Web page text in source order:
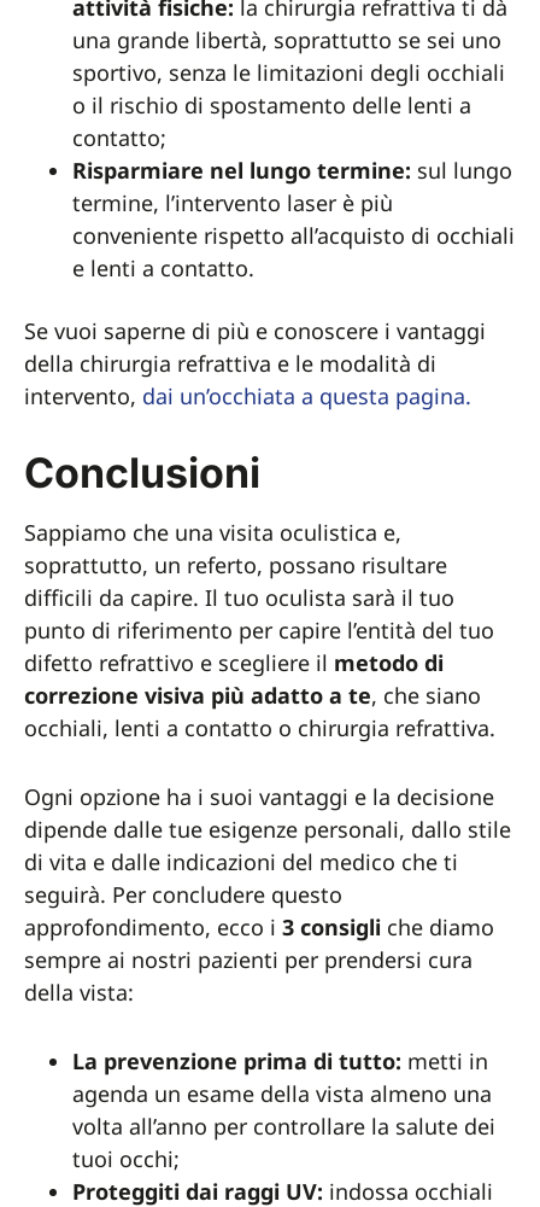
attività fisiche: la chirurgia refrattiva ti dà
una grande libertà, soprattutto se sei uno
sportivo, senza le limitazioni degli occhiali
o il rischio di spostamento delle lenti a
contatto;
Risparmiare nel lungo termine: sul lungo
termine, l’intervento laser è più
conveniente rispetto all’acquisto di occhiali
e lenti a contatto.
Se vuoi saperne di più e conoscere i vantaggi
della chirurgia refrattiva e le modalità di
intervento, dai un’occhiata a questa pagina.
Conclusioni
Sappiamo che una visita oculistica e,
soprattutto, un referto, possano risultare
difficili da capire. Il tuo oculista sarà il tuo
punto di riferimento per capire l’entità del tuo
difetto refrattivo e scegliere il metodo di
correzione visiva più adatto a te, che siano
occhiali, lenti a contatto o chirurgia refrattiva.
Ogni opzione ha i suoi vantaggi e la decisione
dipende dalle tue esigenze personali, dallo stile
di vita e dalle indicazioni del medico che ti
seguirà. Per concludere questo
approfondimento, ecco i 3 consigli che diamo
sempre ai nostri pazienti per prendersi cura
della vista:
La prevenzione prima di tutto: metti in
agenda un esame della vista almeno una
volta all’anno per controllare la salute dei
tuoi occhi;
Proteggiti dai raggi UV: indossa occhiali